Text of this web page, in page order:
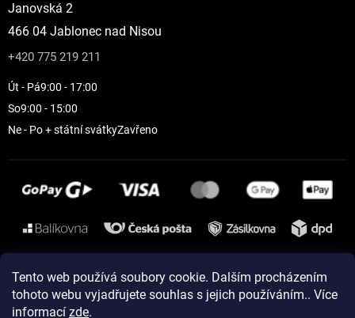
Tento web používá soubory cookie. Dalším procházením
tohoto webu vyjadřujete souhlas s jejich používáním.. Více
informací zde.
Janovská 2
466 04 Jablonec nad Nisou
+420 775 219 211
Út - Pá9:00 - 17:00
So9:00 - 15:00
Ne - Po + státní svátkyZavřeno
Instagram